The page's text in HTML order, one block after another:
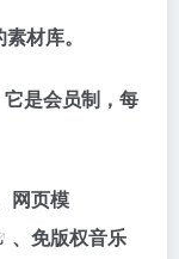
素材库。
它是会员制，每
网页模
、免版权音乐